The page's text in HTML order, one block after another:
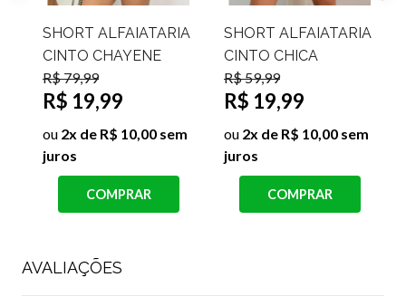
SHORT ALFAIATARIA
CINTO ANA
CAROLINA
R$ 59,99
ou6x de R$ 10,00 sem
juros
COMPRAR
SHORT ALFAIATARIA
CINTO CHAYENE
R$ 79,99
R$ 19,99
ou2x de R$ 10,00 sem
juros
COMPRAR
AVALIAÇÕES